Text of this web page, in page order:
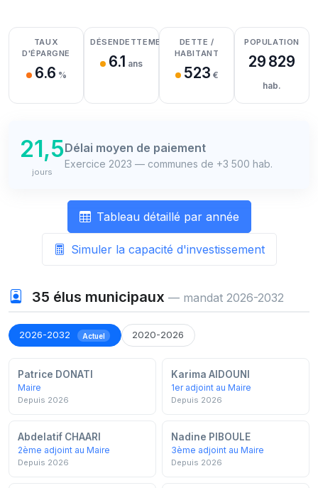
Détail des recettes
Détail des dépenses
Détail de la trésorerie
TAUX
D'ÉPARGNE
6.6 %
DÉSENDETTEMENT
6.1 ans
DETTE /
HABITANT
523 €
POPULATION
29 829
hab.
21,5
jours
Délai moyen de paiement
Exercice 2023 — communes de +3 500 hab.
Tableau détaillé par année
Simuler la capacité d'investissement
35 élus municipaux — mandat 2026-2032
2026-2032 Actuel 2020-2026
Patrice DONATI
Maire
Depuis 2026
Karima AIDOUNI
1er adjoint au Maire
Depuis 2026
Abdelatif CHAARI
2ème adjoint au Maire
Depuis 2026
Nadine PIBOULE
3ème adjoint au Maire
Depuis 2026